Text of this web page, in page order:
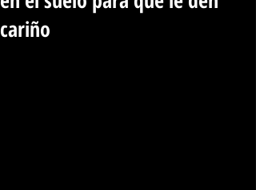
cariño